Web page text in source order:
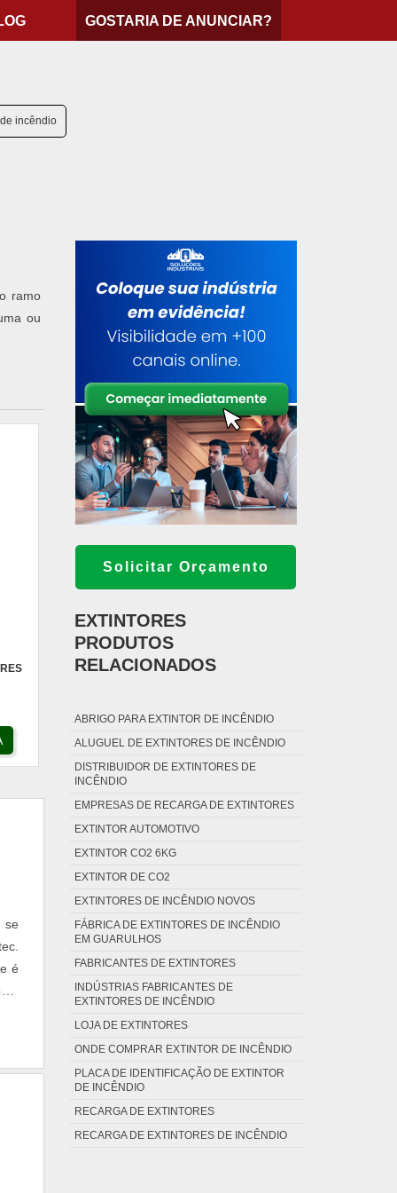
GOSTARIA DE ANUNCIAR?
incêndio
ramo
ou
se
é
e
Solicitar Orçamento
EXTINTORES
PRODUTOS
RELACIONADOS
ABRIGO PARA EXTINTOR DE INCÊNDIO
ALUGUEL DE EXTINTORES DE INCÊNDIO
DISTRIBUIDOR DE EXTINTORES DE
INCÊNDIO
EMPRESAS DE RECARGA DE EXTINTORES
EXTINTOR AUTOMOTIVO
EXTINTOR CO2 6KG
EXTINTOR DE CO2
EXTINTORES DE INCÊNDIO NOVOS
FÁBRICA DE EXTINTORES DE INCÊNDIO
EM GUARULHOS
FABRICANTES DE EXTINTORES
INDÚSTRIAS FABRICANTES DE
EXTINTORES DE INCÊNDIO
LOJA DE EXTINTORES
ONDE COMPRAR EXTINTOR DE INCÊNDIO
PLACA DE IDENTIFICAÇÃO DE EXTINTOR
DE INCÊNDIO
RECARGA DE EXTINTORES
RECARGA DE EXTINTORES DE INCÊNDIO